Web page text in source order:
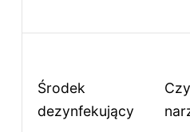
Środek
dezynfekujący